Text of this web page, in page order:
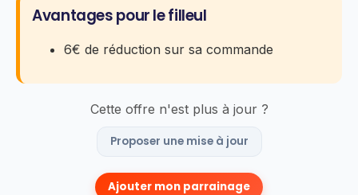
Avantages pour le filleul
6€ de réduction sur sa commande
Cette offre n'est plus à jour ?
Proposer une mise à jour
Ajouter mon parrainage